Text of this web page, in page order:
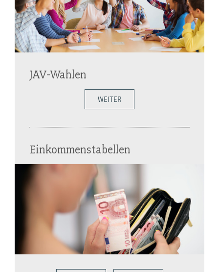
JAV-Wahlen
WEITER
Einkommenstabellen